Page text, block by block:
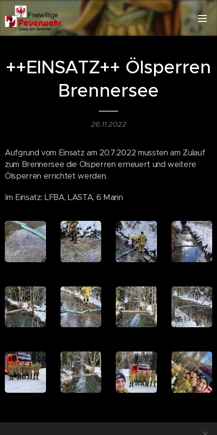
++EINSATZ++ Ölsperren
Brennersee
26.11.2022
Aufgrund vom Einsatz am 20.7.2022 mussten am Zulauf
zum Brennersee die Ölsperren erneuert und weitere
Ölsperren errichtet werden.
Im Einsatz: LFBA, LASTA, 6 Mann